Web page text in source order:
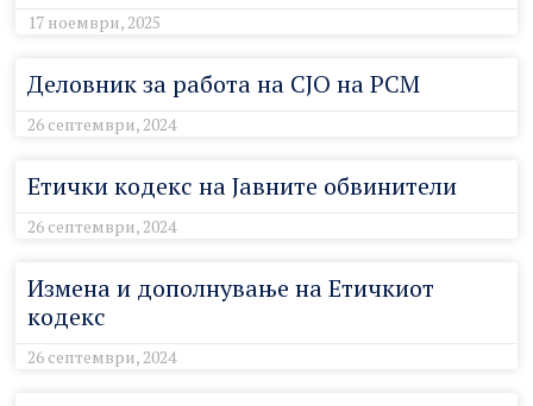
17 ноември, 2025
Деловник за работа на СЈО на РСМ
26 септември, 2024
Етички кодекс на Јавните обвинители
26 септември, 2024
Измена и дополнување на Етичкиот
кодекс
26 септември, 2024